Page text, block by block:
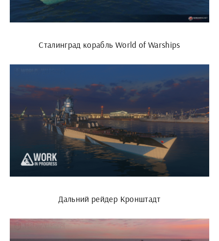
Сталинград корабль World of Warships
Дальний рейдер Кронштадт